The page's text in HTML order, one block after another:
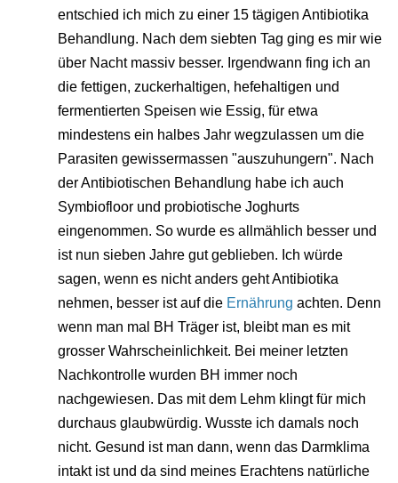
entschied ich mich zu einer 15 tägigen Antibiotika
Behandlung. Nach dem siebten Tag ging es mir wie
über Nacht massiv besser. Irgendwann fing ich an
die fettigen, zuckerhaltigen, hefehaltigen und
fermentierten Speisen wie Essig, für etwa
mindestens ein halbes Jahr wegzulassen um die
Parasiten gewissermassen "auszuhungern". Nach
der Antibiotischen Behandlung habe ich auch
Symbiofloor und probiotische Joghurts
eingenommen. So wurde es allmählich besser und
ist nun sieben Jahre gut geblieben. Ich würde
sagen, wenn es nicht anders geht Antibiotika
nehmen, besser ist auf die Ernährung achten. Denn
wenn man mal BH Träger ist, bleibt man es mit
grosser Wahrscheinlichkeit. Bei meiner letzten
Nachkontrolle wurden BH immer noch
nachgewiesen. Das mit dem Lehm klingt für mich
durchaus glaubwürdig. Wusste ich damals noch
nicht. Gesund ist man dann, wenn das Darmklima
intakt ist und da sind meines Erachtens natürliche